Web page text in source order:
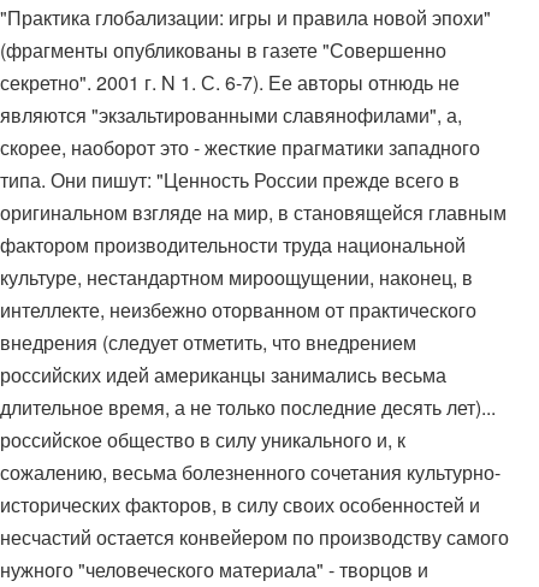
"Практика глобализации: игры и правила новой эпохи"
(фрагменты опубликованы в газете "Совершенно
секретно". 2001 г. N 1. С. 6-7). Ее авторы отнюдь не
являются "экзальтированными славянофилами", а,
скорее, наоборот это - жесткие прагматики западного
типа. Они пишут: "Ценность России прежде всего в
оригинальном взгляде на мир, в становящейся главным
фактором производительности труда национальной
культуре, нестандартном мироощущении, наконец, в
интеллекте, неизбежно оторванном от практического
внедрения (следует отметить, что внедрением
российских идей американцы занимались весьма
длительное время, а не только последние десять лет)...
российское общество в силу уникального и, к
сожалению, весьма болезненного сочетания культурно-
исторических факторов, в силу своих особенностей и
несчастий остается конвейером по производству самого
нужного "человеческого материала" - творцов и